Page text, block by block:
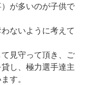
が多いのが子供で
ないように考えて
見守って頂き、ご
し、極力選手達主
す。